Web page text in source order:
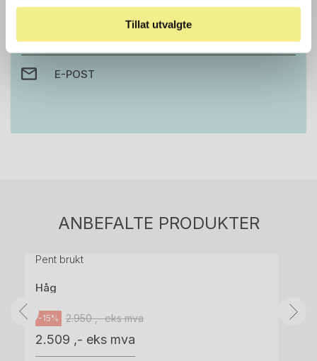
Tillat utvalgte
E-POST
ANBEFALTE PRODUKTER
Pent brukt
Håg
-15% 2.950 ,- eks mva
2.509 ,- eks mva